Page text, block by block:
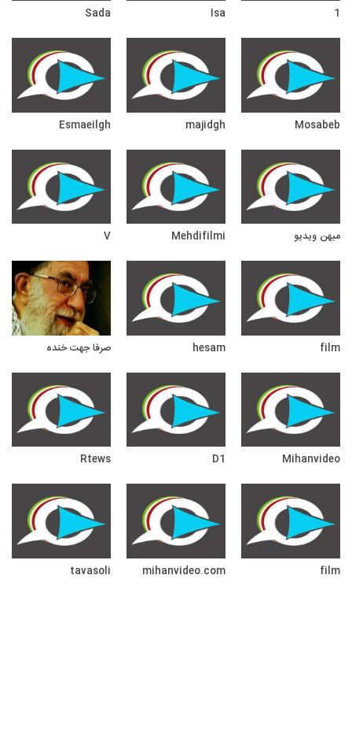
1
Isa
Sada
Mosabeb
majidgh
Esmaeilgh
میهن ویدیو Mehdifilmi
V
film
hesam صرفا جهت خنده
Mihanvideo
D1
Rtews
film
mihanvideo.com
tavasoli